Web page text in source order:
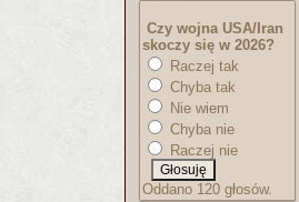
Czy wojna USA/Iran
skoczy się w 2026?
Raczej tak
Chyba tak
Nie wiem
Chyba nie
Raczej nie
Oddano 120 głosów.